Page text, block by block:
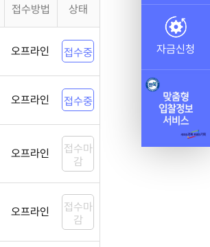
자금신청
접수방법 상태
오프라인 접수중
오프라인 접수중
오프라인
접수마
감
오프라인
접수마
감